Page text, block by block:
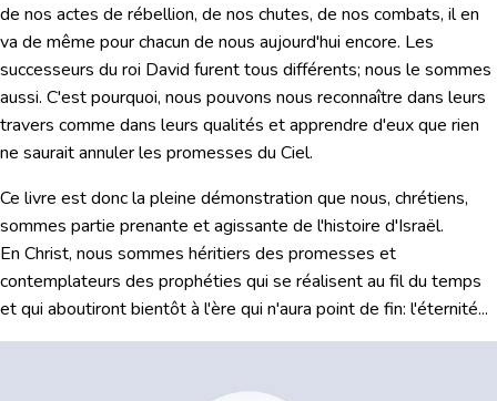
de nos actes de rébellion, de nos chutes, de nos combats, il en
va de même pour chacun de nous aujourd'hui encore. Les
successeurs du roi David furent tous différents; nous le sommes
aussi. C'est pourquoi, nous pouvons nous reconnaître dans leurs
travers comme dans leurs qualités et apprendre d'eux que rien
ne saurait annuler les promesses du Ciel.
Ce livre est donc la pleine démonstration que nous, chrétiens,
sommes partie prenante et agissante de l'histoire d'Israël.
En Christ, nous sommes héritiers des promesses et
contemplateurs des prophéties qui se réalisent au fil du temps
et qui aboutiront bientôt à l'ère qui n'aura point de fin: l'éternité...